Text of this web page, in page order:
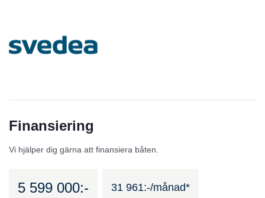
Finansiering
Vi hjälper dig gärna att finansiera båten.
5 599 000:- 31 961:-/månad*